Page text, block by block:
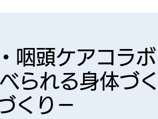
咽頭ケアコラボ
られる身体づく
くり－